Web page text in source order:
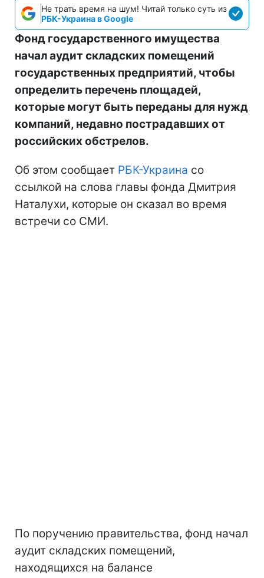
Не трать время на шум! Читай только суть из
РБК-Украина в Google
Фонд государственного имущества
начал аудит складских помещений
государственных предприятий, чтобы
определить перечень площадей,
которые могут быть переданы для нужд
компаний, недавно пострадавших от
российских обстрелов.
Об этом сообщает РБК-Украина со
ссылкой на слова главы фонда Дмитрия
Наталухи, которые он сказал во время
встречи со СМИ.
По поручению правительства, фонд начал
аудит складских помещений,
находящихся на балансе